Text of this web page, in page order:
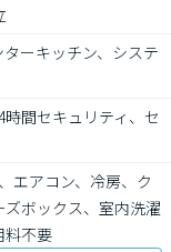
ーキッチン、システ
間セキュリティ、セ
エアコン、冷房、ク
ボックス、室内洗濯
料不要